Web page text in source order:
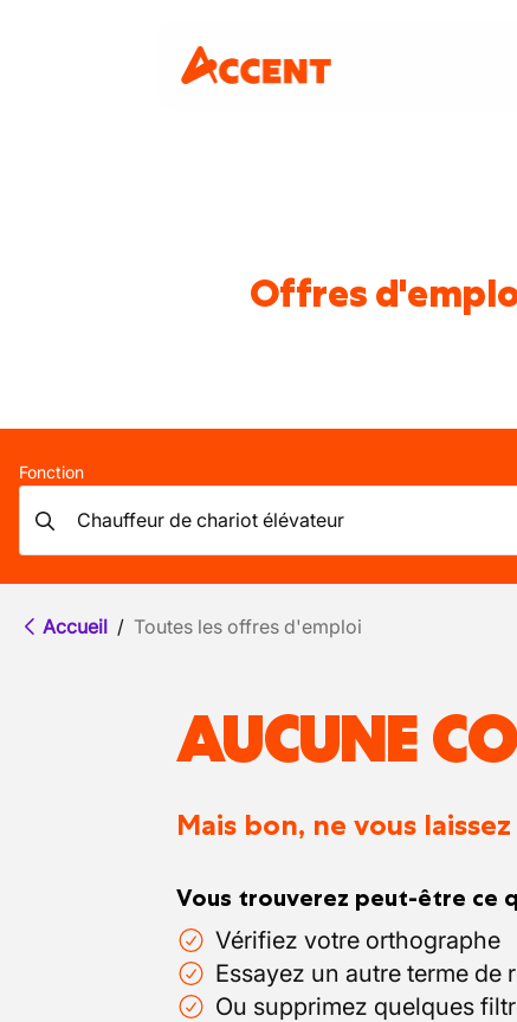
Offres
Fonction
Accueil / Toutes les offres d'emploi
AUCUNE
Mais bon, ne vous
Vous trouverez peut-être ce
Vérifiez votre orthographe
Essayez un autre terme de
Ou supprimez quelques